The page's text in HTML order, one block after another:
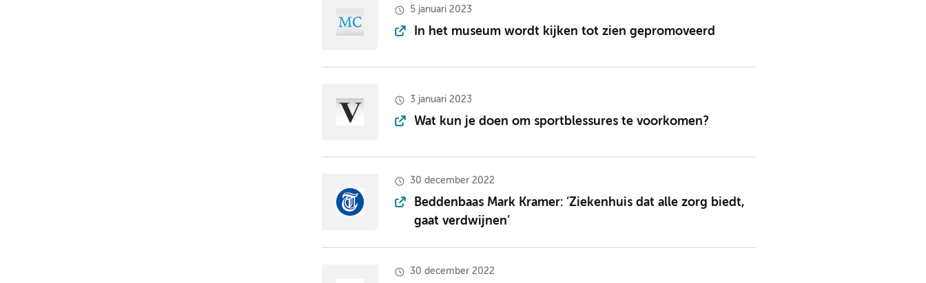
5 januari 2023
In het museum wordt kijken tot zien gepromoveerd
3 januari 2023
Wat kun je doen om sportblessures te voorkomen?
30 december 2022
Beddenbaas Mark Kramer: ’Ziekenhuis dat alle zorg biedt,
gaat verdwijnen’
30 december 2022